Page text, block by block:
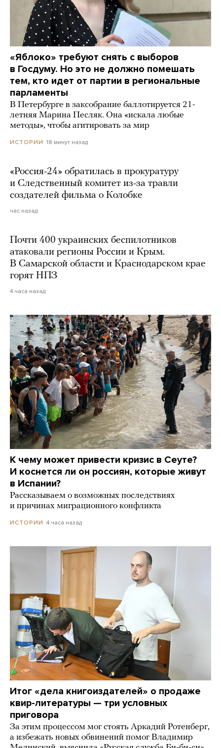
«Яблоко» требуют снять с выборов
в Госдуму. Но это не должно помешать
тем, кто идет от партии в региональные
парламенты
В Петербурге в заксобрание баллотируется 21-
летняя Марина Песляк. Она «искала любые
методы», чтобы агитировать за мир
ИСТОРИИ 18 минут назад
«Россия-24» обратилась в прокуратуру
и Следственный комитет из-за травли
создателей фильма о Колобке
час назад
Почти 400 украинских беспилотников
атаковали регионы России и Крым.
В Самарской области и Краснодарском крае
горят НПЗ
4 часа назад
К чему может привести кризис в Сеуте?
И коснется ли он россиян, которые живут
в Испании?
Рассказываем о возможных последствиях
и причинах миграционного конфликта
ИСТОРИИ 4 часа назад
Итог «дела книгоиздателей» о продаже
квир-литературы — три условных
приговора
За этим процессом мог стоять Аркадий Ротенберг,
а избежать новых обвинений помог Владимир